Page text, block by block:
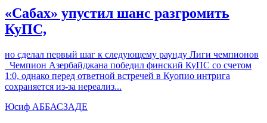
«Сабах» упустил шанс разгромить
КуПС,
но сделал первый шаг к следующему раунду Лиги чемпионов
Чемпион Азербайджана победил финский КуПС со счетом
1:0, однако перед ответной встречей в Куопио интрига
сохраняется из-за нереализ...
Юсиф АББАСЗАДЕ